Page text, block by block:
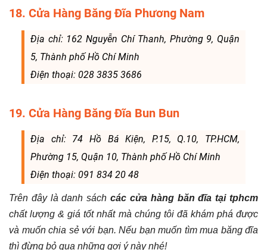
18. Cửa Hàng Băng Đĩa Phương Nam
Địa chỉ: 162 Nguyễn Chí Thanh, Phường 9, Quận
5, Thành phố Hồ Chí Minh
Điện thoại: 028 3835 3686
19. Cửa Hàng Băng Đĩa Bun Bun
Địa chỉ: 74 Hồ Bá Kiện, P.15, Q.10, TP.HCM,
Phường 15, Quận 10, Thành phố Hồ Chí Minh
Điện thoại: 091 834 20 48
Trên đây là danh sách các cửa hàng băn đĩa tại tphcm
chất lượng & giá tốt nhất mà chúng tôi đã khám phá được
và muốn chia sẻ với bạn. Nếu bạn muốn tìm mua băng đĩa
thì đừng bỏ qua những gợi ý này nhé!